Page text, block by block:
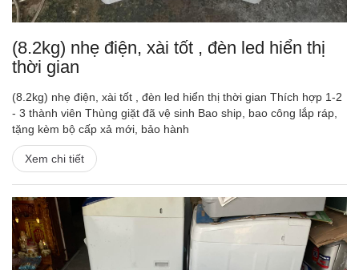
(8.2kg) nhẹ điện, xài tốt , đèn led hiển thị
thời gian
(8.2kg) nhẹ điện, xài tốt , đèn led hiển thị thời gian Thích hợp 1-2
- 3 thành viên Thùng giặt đã vệ sinh Bao ship, bao công lắp ráp,
tặng kèm bộ cấp xả mới, bảo hành
Xem chi tiết